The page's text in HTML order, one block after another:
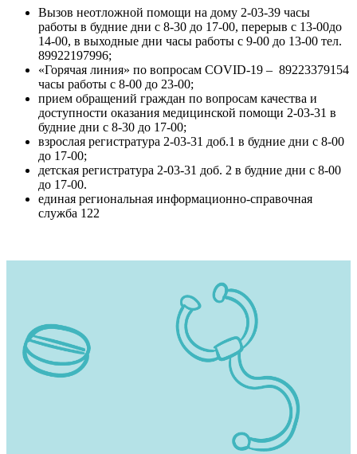
Вызов неотложной помощи на дому 2-03-39 часы
работы в будние дни с 8-30 до 17-00, перерыв с 13-00до
14-00, в выходные дни часы работы с 9-00 до 13-00 тел.
89922197996;
«Горячая линия» по вопросам COVID-19 – 89223379154
часы работы с 8-00 до 23-00;
прием обращений граждан по вопросам качества и
доступности оказания медицинской помощи 2-03-31 в
будние дни с 8-30 до 17-00;
взрослая регистратура 2-03-31 доб.1 в будние дни с 8-00
до 17-00;
детская регистратура 2-03-31 доб. 2 в будние дни с 8-00
до 17-00.
единая региональная информационно-справочная
служба 122